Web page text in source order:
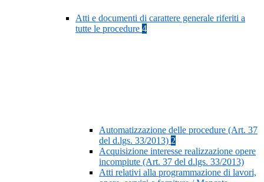
Atti e documenti di carattere generale riferiti a
tutte le procedure 4
Automatizzazione delle procedure (Art. 37
del d.lgs. 33/2013) 2
Acquisizione interesse realizzazione opere
incompiute (Art. 37 del d.lgs. 33/2013)
Atti relativi alla programmazione di lavori,